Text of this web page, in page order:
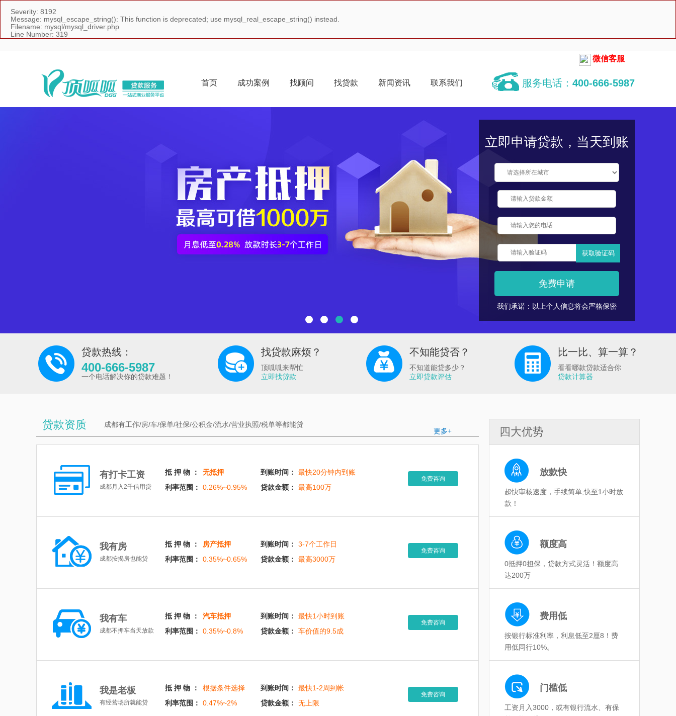
Severity: 8192
Message: mysql_escape_string(): This function is deprecated; use mysql_real_escape_string() instead.
Filename: mysql/mysql_driver.php
Line Number: 319
微信客服
首页 成功案例 找顾问 找贷款 新闻资讯 联系我们 服务电话： 400-666-5987
立即申请贷款，当天到账
获取验证码
免费申请
我们承诺：以上个人信息将会严格保密
贷款热线：
400-666-5987
一个电话解决你的贷款难题！
找贷款麻烦？
顶呱呱来帮忙
立即找贷款
不知能贷否？
不知道能贷多少？
立即贷款评估
比一比、算一算？
看看哪款贷款适合你
贷款计算器
贷款资质 成都有工作/房/车/保单/社保/公积金/流水/营业执照/税单等都能贷
更多+
有打卡工资
成都月入2千信用贷
抵 押 物 ： 无抵押 到账时间：
最快20分钟内到账
利率范围：
0.26%~0.95% 贷款金额： 最高100万
免费咨询
我有房
成都按揭房也能贷
抵 押 物 ： 房产抵押 到账时间：
3-7个工作日
利率范围：
0.35%~0.65% 贷款金额： 最高3000万
免费咨询
我有车
成都不押车当天放款
抵 押 物 ： 汽车抵押 到账时间：
最快1小时到账
利率范围：
0.35%~0.8% 贷款金额： 车价值的9.5成
免费咨询
我是老板
有经营场所就能贷
抵 押 物 ： 根据条件选择 到账时间：
最快1-2周到帐
利率范围：
0.47%~2% 贷款金额： 无上限
免费咨询
四大优势
放款快
超快审核速度，手续简单,快至1小时放
款！
额度高
0抵押0担保，贷款方式灵活！额度高
达200万
费用低
按银行标准利率，利息低至2厘8！费
用低同行10%。
门槛低
工资月入3000，或有银行流水、有保